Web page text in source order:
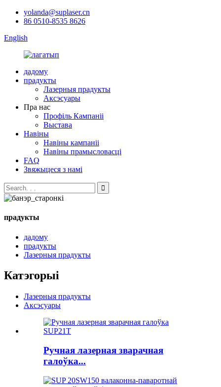
yolanda@suplaser.cn
86 0510-8535 8626
English
дадому
прадукты
Лазерныя прадукты
Аксэсуары
Пра нас
Профіль Кампаніі
Выстава
Навіны
Навіны кампаніі
Навіны прамысловасці
FAQ
Звяжыцеся з намі
прадукты
дадому
прадукты
Лазерныя прадукты
Катэгорыі
Лазерныя прадукты
Аксэсуары
Ручная лазерная зварачная
галоўка...